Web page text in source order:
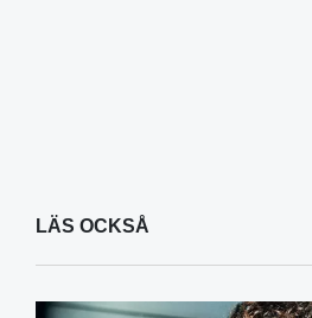
LÄS OCKSÅ